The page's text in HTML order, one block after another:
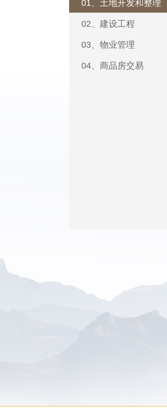
01、土地开发和整理
02、建设工程
03、物业管理
04、商品房交易